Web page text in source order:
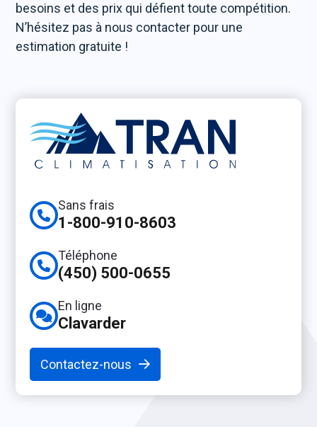
besoins et des prix qui défient toute compétition.
N’hésitez pas à nous contacter pour une
estimation gratuite !
Sans frais
1-800-910-8603
Téléphone
(450) 500-0655
En ligne
Clavarder
Contactez-nous